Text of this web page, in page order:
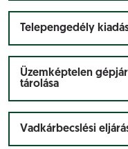
Telepengedély
Üzemképtelen
tárolása
Vadkárbecslési